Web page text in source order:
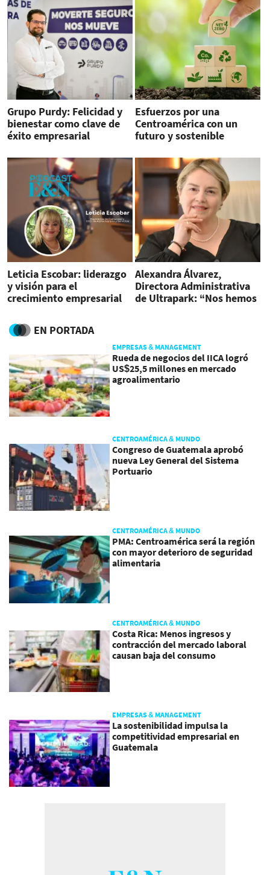
Grupo Purdy: Felicidad y
bienestar como clave de
éxito empresarial
Esfuerzos por una
Centroamérica con un
futuro y sostenible
Leticia Escobar: liderazgo
y visión para el
crecimiento empresarial
Alexandra Álvarez,
Directora Administrativa
de Ultrapark: “Nos hemos
género o edad”
EN PORTADA
EMPRESAS & MANAGEMENT
Rueda de negocios del IICA logró
US$25,5 millones en mercado
agroalimentario
CENTROAMÉRICA & MUNDO
Congreso de Guatemala aprobó
nueva Ley General del Sistema
Portuario
CENTROAMÉRICA & MUNDO
PMA: Centroamérica será la región
con mayor deterioro de seguridad
alimentaria
CENTROAMÉRICA & MUNDO
Costa Rica: Menos ingresos y
contracción del mercado laboral
causan baja del consumo
EMPRESAS & MANAGEMENT
La sostenibilidad impulsa la
competitividad empresarial en
Guatemala